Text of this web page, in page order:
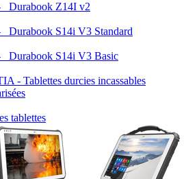
Z14I v2
S14i V3 Standard
S14i V3 Basic
tablettes